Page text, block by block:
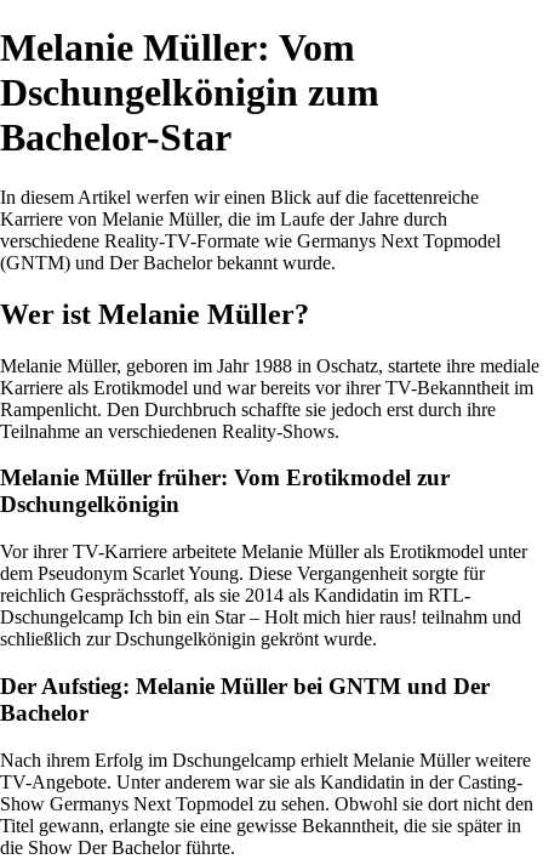
Melanie Müller: Vom
Dschungelkönigin zum
Bachelor-Star
In diesem Artikel werfen wir einen Blick auf die facettenreiche
Karriere von Melanie Müller, die im Laufe der Jahre durch
verschiedene Reality-TV-Formate wie Germanys Next Topmodel
(GNTM) und Der Bachelor bekannt wurde.
Wer ist Melanie Müller?
Melanie Müller, geboren im Jahr 1988 in Oschatz, startete ihre mediale
Karriere als Erotikmodel und war bereits vor ihrer TV-Bekanntheit im
Rampenlicht. Den Durchbruch schaffte sie jedoch erst durch ihre
Teilnahme an verschiedenen Reality-Shows.
Melanie Müller früher: Vom Erotikmodel zur
Dschungelkönigin
Vor ihrer TV-Karriere arbeitete Melanie Müller als Erotikmodel unter
dem Pseudonym Scarlet Young. Diese Vergangenheit sorgte für
reichlich Gesprächsstoff, als sie 2014 als Kandidatin im RTL-
Dschungelcamp Ich bin ein Star – Holt mich hier raus! teilnahm und
schließlich zur Dschungelkönigin gekrönt wurde.
Der Aufstieg: Melanie Müller bei GNTM und Der
Bachelor
Nach ihrem Erfolg im Dschungelcamp erhielt Melanie Müller weitere
TV-Angebote. Unter anderem war sie als Kandidatin in der Casting-
Show Germanys Next Topmodel zu sehen. Obwohl sie dort nicht den
Titel gewann, erlangte sie eine gewisse Bekanntheit, die sie später in
die Show Der Bachelor führte.